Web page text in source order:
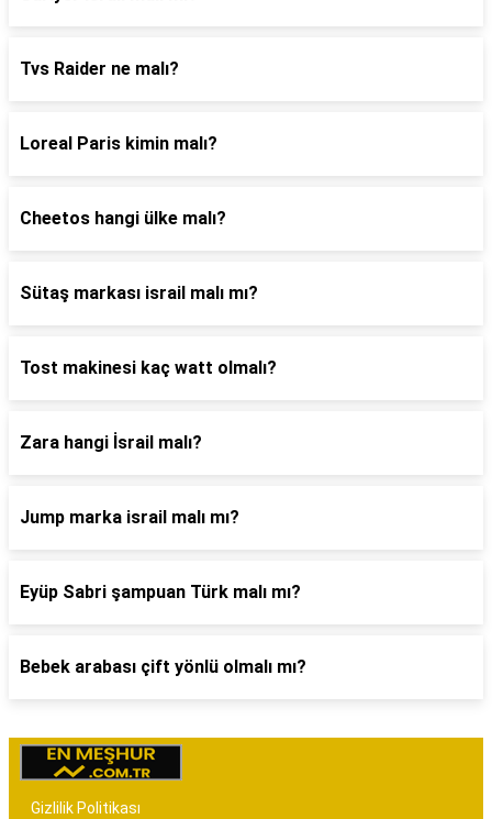
Tvs Raider ne malı?
Loreal Paris kimin malı?
Cheetos hangi ülke malı?
Sütaş markası israil malı mı?
Tost makinesi kaç watt olmalı?
Zara hangi İsrail malı?
Jump marka israil malı mı?
Eyüp Sabri şampuan Türk malı mı?
Bebek arabası çift yönlü olmalı mı?
Gizlilik Politikası